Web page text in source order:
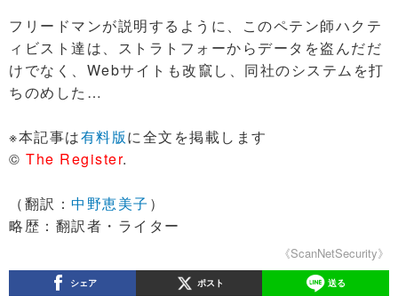
フリードマンが説明するように、このペテン師ハクテ
ィビスト達は、ストラトフォーからデータを盗んだだ
けでなく、Webサイトも改竄し、同社のシステムを打
ちのめした…
※本記事は有料版に全文を掲載します
© The Register.
（翻訳： 中野恵美子 ）
略歴：翻訳者・ライター
《ScanNetSecurity》
シェア ポスト 送る